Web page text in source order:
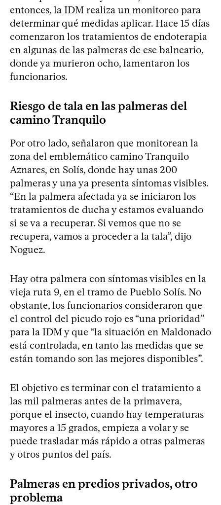
entonces, la IDM realiza un monitoreo para
determinar qué medidas aplicar. Hace 15 días
comenzaron los tratamientos de endoterapia
en algunas de las palmeras de ese balneario,
donde ya murieron ocho, lamentaron los
funcionarios.
Riesgo de tala en las palmeras del
camino Tranquilo
Por otro lado, señalaron que monitorean la
zona del emblemático camino Tranquilo
Aznares, en Solís, donde hay unas 200
palmeras y una ya presenta síntomas visibles.
“En la palmera afectada ya se iniciaron los
tratamientos de ducha y estamos evaluando
si se va a recuperar. Si vemos que no se
recupera, vamos a proceder a la tala”, dijo
Noguez.
Hay otra palmera con síntomas visibles en la
vieja ruta 9, en el tramo de Pueblo Solís. No
obstante, los funcionarios consideraron que
el control del picudo rojo es “una prioridad”
para la IDM y que “la situación en Maldonado
está controlada, en tanto las medidas que se
están tomando son las mejores disponibles”.
El objetivo es terminar con el tratamiento a
las mil palmeras antes de la primavera,
porque el insecto, cuando hay temperaturas
mayores a 15 grados, empieza a volar y se
puede trasladar más rápido a otras palmeras
y otros puntos del país.
Palmeras en predios privados, otro
problema